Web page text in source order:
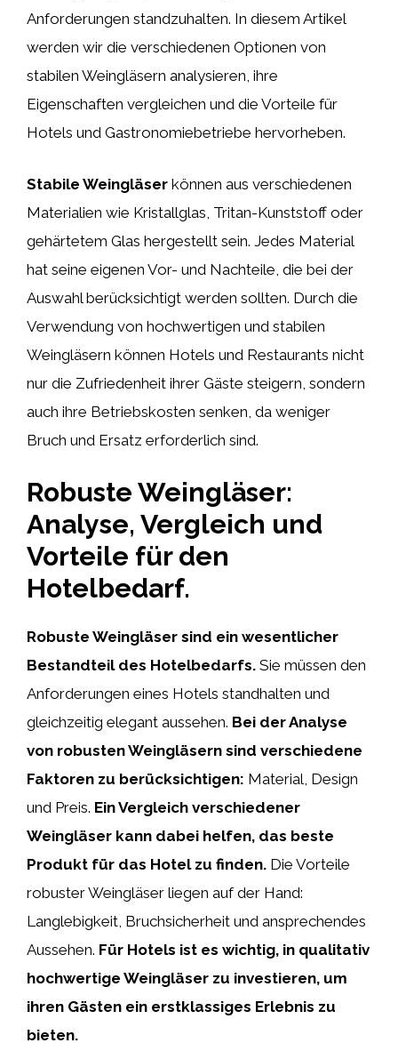
Anforderungen standzuhalten. In diesem Artikel
werden wir die verschiedenen Optionen von
stabilen Weingläsern analysieren, ihre
Eigenschaften vergleichen und die Vorteile für
Hotels und Gastronomiebetriebe hervorheben.
Stabile Weingläser können aus verschiedenen
Materialien wie Kristallglas, Tritan-Kunststoff oder
gehärtetem Glas hergestellt sein. Jedes Material
hat seine eigenen Vor- und Nachteile, die bei der
Auswahl berücksichtigt werden sollten. Durch die
Verwendung von hochwertigen und stabilen
Weingläsern können Hotels und Restaurants nicht
nur die Zufriedenheit ihrer Gäste steigern, sondern
auch ihre Betriebskosten senken, da weniger
Bruch und Ersatz erforderlich sind.
Robuste Weingläser:
Analyse, Vergleich und
Vorteile für den
Hotelbedarf.
Robuste Weingläser sind ein wesentlicher
Bestandteil des Hotelbedarfs. Sie müssen den
Anforderungen eines Hotels standhalten und
gleichzeitig elegant aussehen. Bei der Analyse
von robusten Weingläsern sind verschiedene
Faktoren zu berücksichtigen: Material, Design
und Preis. Ein Vergleich verschiedener
Weingläser kann dabei helfen, das beste
Produkt für das Hotel zu finden. Die Vorteile
robuster Weingläser liegen auf der Hand:
Langlebigkeit, Bruchsicherheit und ansprechendes
Aussehen. Für Hotels ist es wichtig, in qualitativ
hochwertige Weingläser zu investieren, um
ihren Gästen ein erstklassiges Erlebnis zu
bieten.